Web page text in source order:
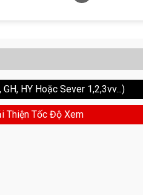
HY Hoặc Sever 1,2,3vv...)
Thiện Tốc Độ Xem